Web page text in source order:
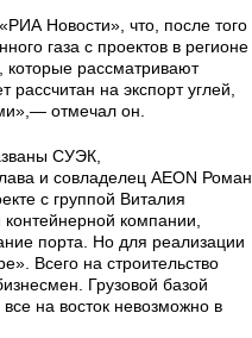
Новости», что, после того
газа с проектов в регионе
которые рассматривают
на экспорт углей,
отмечал он.
СУЭК,
и совладелец AEON Роман
с группой Виталия
компании,
порта. Но для реализации
Всего на строительство
Грузовой базой
все на восток невозможно в